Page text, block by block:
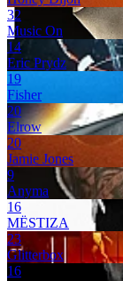
32
Music On
14
Eric Prydz
19
Fisher
20
Elrow
20
Jamie Jones
9
Anyma
16
MËSTIZA
23
Glitterbox
16